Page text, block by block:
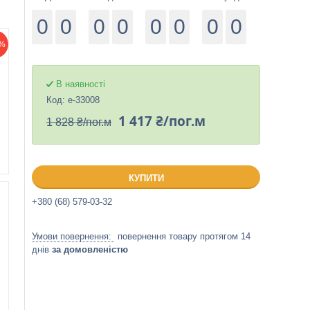
0 0 0 0 0 0 0 0
В наявності
Код: е-33008
1 828 ₴/пог.м 1 417 ₴/пог.м
КУПИТИ
+380 (68) 579-03-32
повернення товару протягом 14
днів за домовленістю